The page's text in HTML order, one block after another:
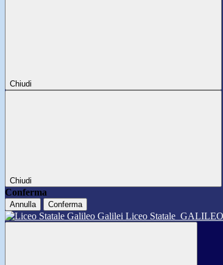
Chiudi
Chiudi
Conferma
Annulla Conferma
Liceo Statale